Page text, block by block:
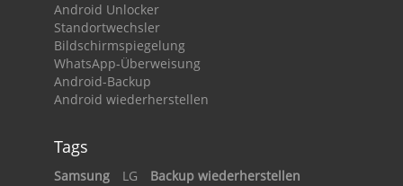
Android Unlocker
Standortwechsler
Bildschirmspiegelung
WhatsApp-Überweisung
Android-Backup
Android wiederherstellen
Tags
Samsung LG
Backup wiederherstellen